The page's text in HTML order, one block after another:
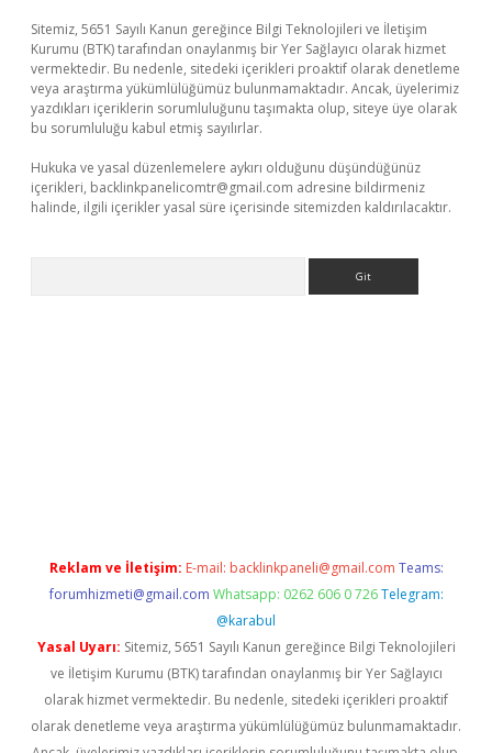
Sitemiz, 5651 Sayılı Kanun gereğince Bilgi Teknolojileri ve İletişim
Kurumu (BTK) tarafından onaylanmış bir Yer Sağlayıcı olarak hizmet
vermektedir. Bu nedenle, sitedeki içerikleri proaktif olarak denetleme
veya araştırma yükümlülüğümüz bulunmamaktadır. Ancak, üyelerimiz
yazdıkları içeriklerin sorumluluğunu taşımakta olup, siteye üye olarak
bu sorumluluğu kabul etmiş sayılırlar.
Hukuka ve yasal düzenlemelere aykırı olduğunu düşündüğünüz
içerikleri, backlinkpanelicomtr@gmail.com adresine bildirmeniz
halinde, ilgili içerikler yasal süre içerisinde sitemizden kaldırılacaktır.
Reklam ve İletişim: E-mail: backlinkpaneli@gmail.com Teams:
forumhizmeti@gmail.com Whatsapp: 0262 606 0 726 Telegram:
@karabul
Yasal Uyarı: Sitemiz, 5651 Sayılı Kanun gereğince Bilgi Teknolojileri
ve İletişim Kurumu (BTK) tarafından onaylanmış bir Yer Sağlayıcı
olarak hizmet vermektedir. Bu nedenle, sitedeki içerikleri proaktif
olarak denetleme veya araştırma yükümlülüğümüz bulunmamaktadır.